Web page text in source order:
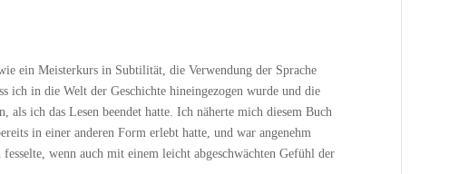
ein Meisterkurs in Subtilität, die Verwendung der Sprache
ich in die Welt der Geschichte hineingezogen wurde und die
ich das Lesen beendet hatte. Ich näherte mich diesem Buch
in einer anderen Form erlebt hatte, und war angenehm
wenn auch mit einem leicht abgeschwächten Gefühl der